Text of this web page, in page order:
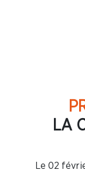
LA
Le 02